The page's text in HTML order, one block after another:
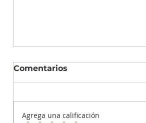
Comentarios
Agrega una calificación